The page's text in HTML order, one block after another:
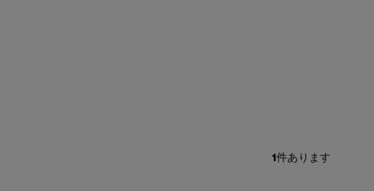
1件あります